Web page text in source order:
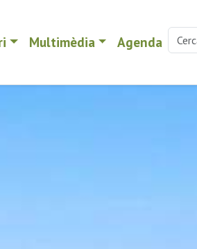
Multimèdia Agenda